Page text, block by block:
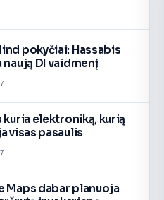
pokyčiai: Hassabis
naują DI vaidmenį
kuria elektroniką, kurią
visas pasaulis
Maps dabar planuoja